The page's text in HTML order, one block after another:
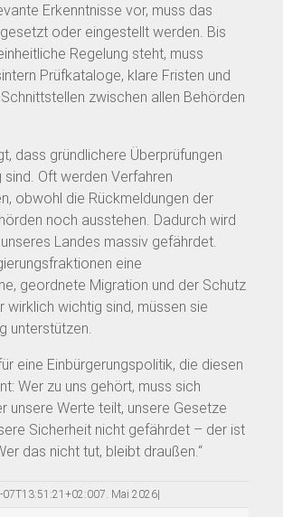
Erkenntnisse vor, muss das
oder eingestellt werden. Bis
Regelung steht, muss
Prüfkataloge, klare Fristen und
zwischen allen Behörden
dass gründlichere Überprüfungen
sind. Oft werden Verfahren
obwohl die Rückmeldungen der
noch ausstehen. Dadurch wird
Landes massiv gefährdet.
eine
geordnete Migration und der Schutz
wirklich wichtig sind, müssen sie
unterstützen.
eine Einbürgerungspolitik, die diesen
Wer zu uns gehört, muss sich
unsere Werte teilt, unsere Gesetze
Sicherheit nicht gefährdet – der ist
das nicht tut, bleibt draußen.“
07T13:51:21+02:007. Mai 2026|